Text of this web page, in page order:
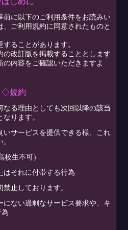
前に以下のご利用条件をお読みい
ご利用規約に同意されたものと
ることがあります。
の改訂版を掲載することとします
内容をご確認いただきますよ
◇規約
る理由としても次回以降の該当
ります。
いサービスを提供できる様、これ
校生不可）
はそれに付帯する行為
止しております。
にない過剰なサービス要求や、キ